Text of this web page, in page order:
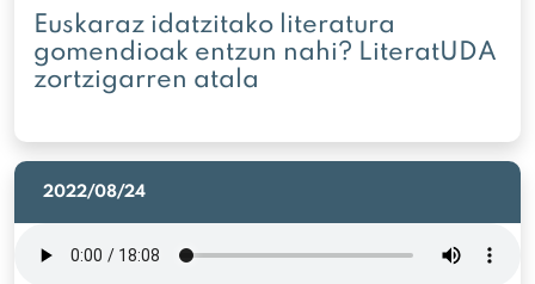
Euskaraz idatzitako literatura
gomendioak entzun nahi? LiteratUDA
zortzigarren atala
2022/08/24